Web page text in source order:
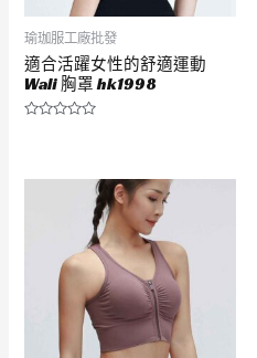
瑜珈服工廠批發
適合活躍女性的舒適運動
Wali 胸罩 hk1998
分